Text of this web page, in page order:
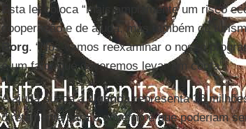
Esta lei coloca “mais amplamente um risco
cooperação e de ajuda, mas também de
Borg. “Nós vamos reexaminar o nosso
é um fator que deveremos levar em conta”.
A ajuda sueca aUgandarepresenta 38
diretamente para o governo e que poderiam